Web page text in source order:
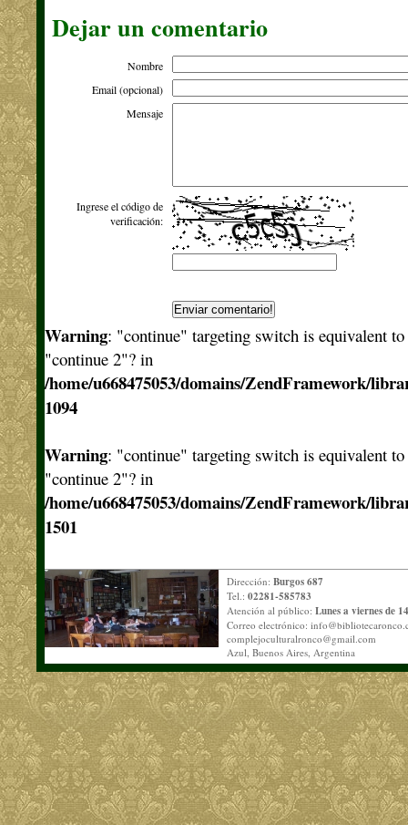
Dejar un comentario
Nombre
Email (opcional)
Mensaje
Ingrese el código de
verificación:
Warning: "continue" targeting switch is equivalent
"continue 2"? in
/home/u668475053/domains/ZendFramework/
1094
Warning: "continue" targeting switch is equivalent
"continue 2"? in
/home/u668475053/domains/ZendFramework/
1501
Dirección: Burgos 687
Tel.: 02281-585783
Atención al público: Lunes a viernes de
Correo electrónico:
complejoculturalronco@gmail.com
Azul, Buenos Aires, Argentina